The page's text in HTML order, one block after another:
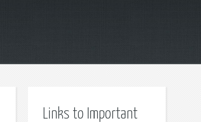
Links to Important